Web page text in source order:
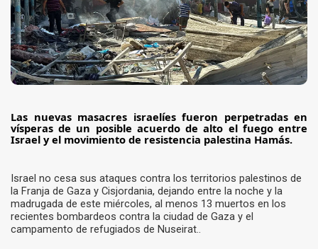
Las nuevas masacres israelíes fueron perpetradas en
vísperas de un posible acuerdo de alto el fuego entre
Israel y el movimiento de resistencia palestina Hamás.
Israel no cesa sus ataques contra los territorios palestinos de
la Franja de Gaza y Cisjordania, dejando entre la noche y la
madrugada de este miércoles, al menos 13 muertos en los
recientes bombardeos contra la ciudad de Gaza y el
campamento de refugiados de Nuseirat..